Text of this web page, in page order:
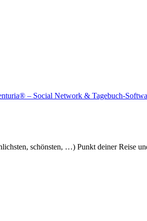
schönsten, …) Punkt deiner Reise